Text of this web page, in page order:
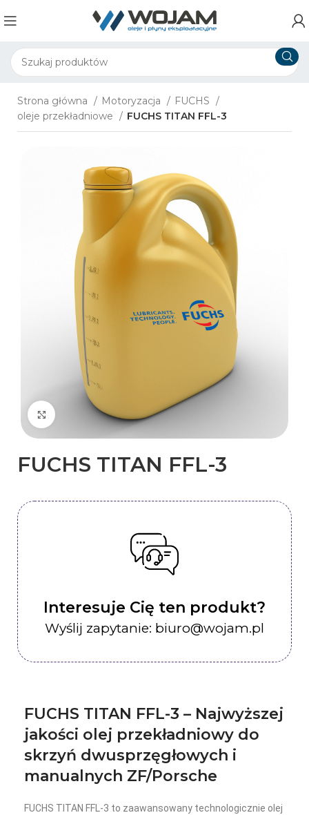
Strona główna Motoryzacja
FUCHS
oleje przekładniowe
FUCHS TITAN FFL-3
Kliknij, aby powiększyć
FUCHS TITAN FFL-3
Interesuje Cię ten produkt?
Wyślij zapytanie: biuro@wojam.pl
FUCHS TITAN FFL-3 – Najwyższej
jakości olej przekładniowy do
skrzyń dwusprzęgłowych i
manualnych ZF/Porsche
FUCHS TITAN FFL-3 to zaawansowany technologicznie olej